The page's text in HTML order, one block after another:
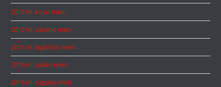
2017 m. kovo mėn.
2017 m. vasario mėn.
2016 m. lapkričio mėn.
2016 m. spalio mėn.
2016 m. rugsėjo mėn.